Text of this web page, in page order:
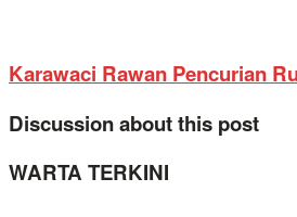
Karawaci Rawan Pencurian
Discussion about this post
WARTA TERKINI